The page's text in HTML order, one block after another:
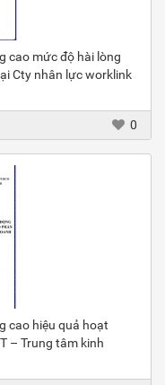
cao mức độ hài lòng
Cty nhân lực worklink
0
cao hiệu quả hoạt
– Trung tâm kinh